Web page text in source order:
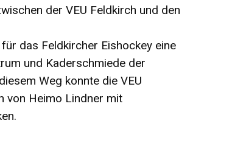
der VEU Feldkirch und den
das Feldkircher Eishockey eine
und Kaderschmiede der
Weg konnte die VEU
von Heimo Lindner mit